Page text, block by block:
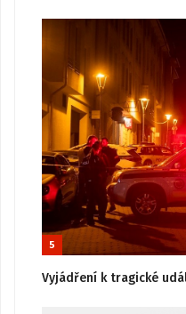
5
Vyjádření k tragické